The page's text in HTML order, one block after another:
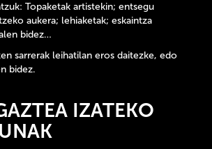
Topaketak artistekin; entsegu
aukera; lehiaketak; eskaintza
bidez…
sarrerak leihatilan eros daitezke, edo
bidez.
IZATEKO